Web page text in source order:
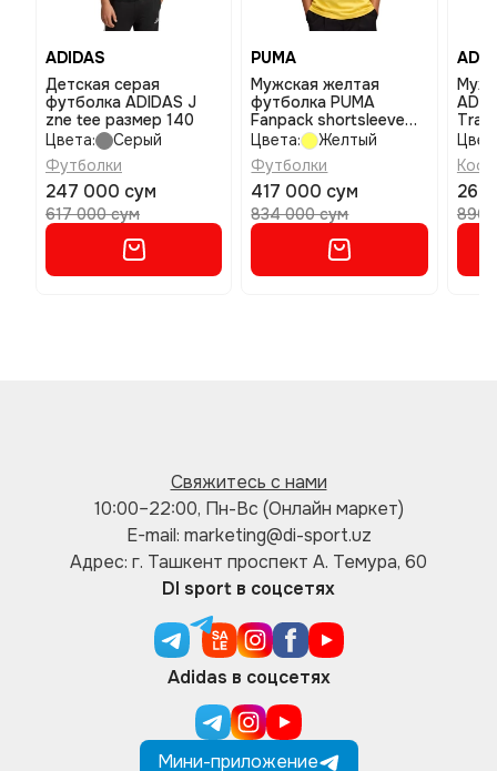
ADIDAS
Детская серая
футболка ADIDAS J
zne tee размер 140
Цвета:
Серый
Футболки
247 000 сум
617 000 сум
PUMA
Мужская желтая
футболка PUMA
Fanpack shortsleeve
tee размер l
Цвета:
Желтый
Футболки
417 000 сум
834 000 сум
269
896
Свяжитесь с нами
10:00–22:00, Пн-Вс (Онлайн маркет)
E-mail: marketing@di-sport.uz
Адрес: г. Ташкент проспект А. Темура, 60
DI sport в соцсетях
Adidas в соцсетях
Мини-приложение